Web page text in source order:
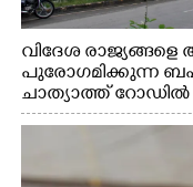
വിദേശ രാജ്യങ്ങളെ
പുരോഗമിക്കുന്ന
ചാത്യാത്ത് റോഡിൽ